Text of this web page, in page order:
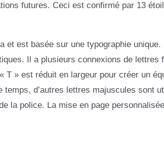
futures. Ceci est confirmé par 13
est basée sur une typographie
Il a plusieurs connexions de lettres
» est réduit en largeur pour créer un
d’autres lettres majuscules sont
la police. La mise en page